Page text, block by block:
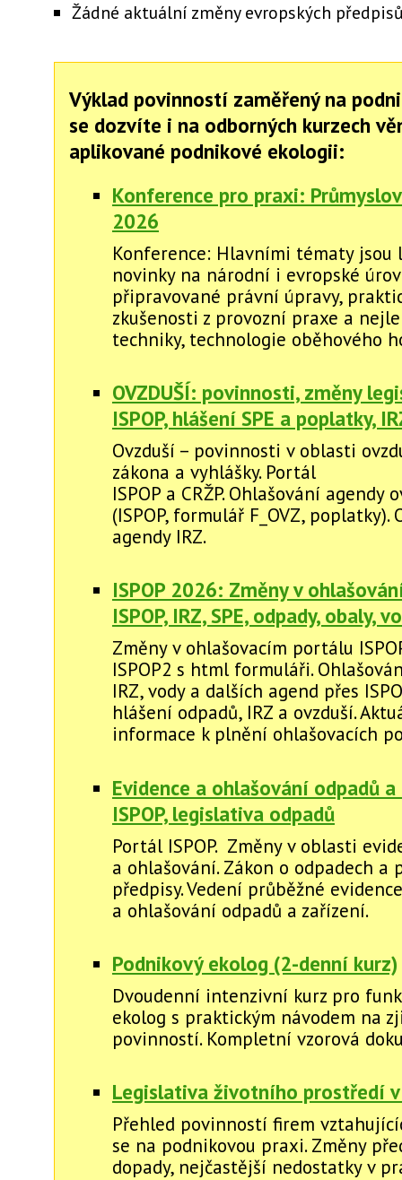
Žádné aktuální změny evropských
Výklad povinností zaměřený na
se dozvíte i na odborných kurzech
aplikované podnikové ekologii:
Konference pro praxi:
2026
Konference: Hlavními tématy
novinky na národní i evropské
připravované právní úpravy,
zkušenosti z provozní praxe a
techniky, technologie oběhového
OVZDUŠÍ: povinnosti, změny
ISPOP, hlášení SPE a poplatky,
Ovzduší – povinnosti v oblasti
zákona a vyhlášky. Portál
ISPOP a CRŽP. Ohlašování agendy
(ISPOP, formulář F_OVZ, poplatky).
agendy IRZ.
ISPOP 2026: Změny v
ISPOP, IRZ, SPE, odpady, obaly,
Změny v ohlašovacím portálu
ISPOP2 s html formuláři.
IRZ, vody a dalších agend přes
hlášení odpadů, IRZ a ovzduší.
informace k plnění ohlašovacích
Evidence a ohlašování odpadů
ISPOP, legislativa odpadů
Portál ISPOP. Změny v oblasti
a ohlašování. Zákon o odpadech a
předpisy. Vedení průběžné evidence
a ohlašování odpadů a zařízení.
Podnikový ekolog (2-denní kurz)
Dvoudenní intenzivní kurz pro
ekolog s praktickým návodem na
povinností. Kompletní vzorová
Legislativa životního prostředí
Přehled povinností firem
se na podnikovou praxi. Změny
dopady, nejčastější nedostatky v